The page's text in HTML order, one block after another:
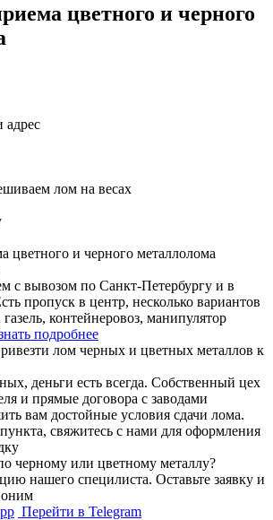
цветного и черного
адрес
лом на весах
с вывозом по Санкт-Петербургу и в
пропуск в центр, несколько вариантов
контейнеровоз, манипулятор
подробнее
лом черных и цветных металлов к
деньги есть всегда. Собственный цех
и прямые договора с заводами
вам достойные условия сдачи лома.
свяжитесь с нами для оформления
черному или цветному металлу?
нашего специлиста. Оставьте заявку и
Перейти в Telegram